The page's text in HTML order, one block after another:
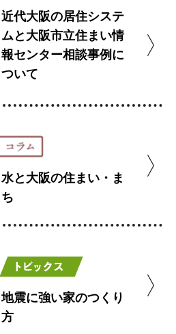
近代大阪の居住システ
ムと大阪市立住まい情
報センター相談事例に
ついて
水と大阪の住まい・ま
ち
地震に強い家のつくり
方